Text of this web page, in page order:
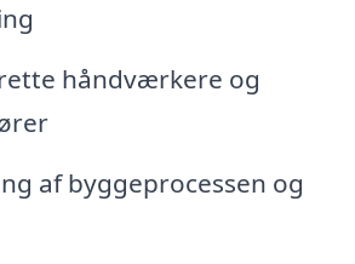
håndværkere og
af byggeprocessen og